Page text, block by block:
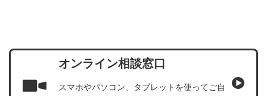
オンライン相談窓口
スマホやパソコン、タブレットを使ってご自